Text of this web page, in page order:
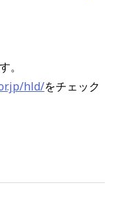
。
hld/をチェック